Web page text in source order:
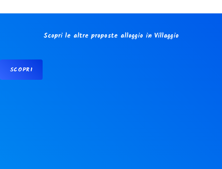
Scopri le altre proposte alloggio in Villaggio
SCOPRI